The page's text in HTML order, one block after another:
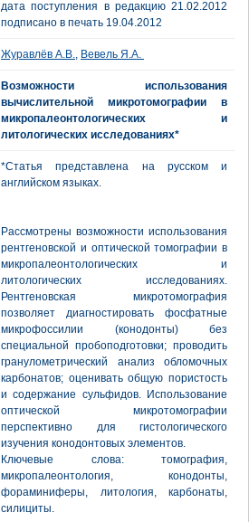
дата поступления в редакцию 21.02.2012
подписано в печать 19.04.2012
Журавлёв А.В., Вевель Я.А.
Возможности использования
вычислительной микротомографии в
микропалеонтологических и
литологических исследованиях*
*Статья представлена на русском и
английском языках.
Рассмотрены возможности использования
рентгеновской и оптической томографии в
микропалеонтологических и
литологических исследованиях.
Рентгеновская микротомография
позволяет диагностировать фосфатные
микрофоссилии (конодонты) без
специальной пробоподготовки; проводить
гранулометрический анализ обломочных
карбонатов; оценивать общую пористость
и содержание сульфидов. Использование
оптической микротомографии
перспективно для гистологического
изучения конодонтовых элементов.
Ключевые слова: томография,
микропалеонтология, конодонты,
фораминиферы, литология, карбонаты,
силициты.